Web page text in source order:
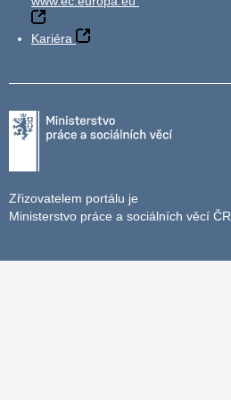
Kariéra
Zřizovatelem portálu je
Ministerstvo práce a sociálních věcí ČR